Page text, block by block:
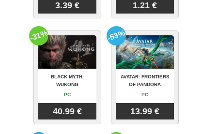
3.39 € 1.21 €
BLACK MYTH:
WUKONG
PC
40.99 €
-31%
AVATAR: FRONTIERS
OF PANDORA
PC
13.99 €
-53%